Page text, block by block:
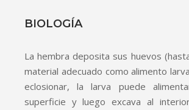
BIOLOGÍA
La hembra deposita sus huevos
material adecuado como alimento
eclosionar, la larva puede
superficie y luego excava al